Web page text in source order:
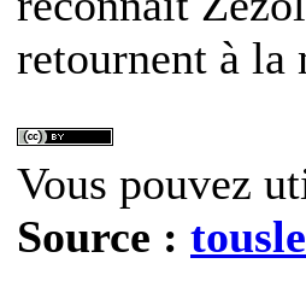
retournent à la
Vous pouvez
Source :